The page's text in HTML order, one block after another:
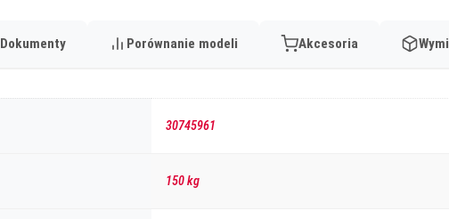
Dokumenty Porównanie modeli Akcesoria
30745961
150 kg